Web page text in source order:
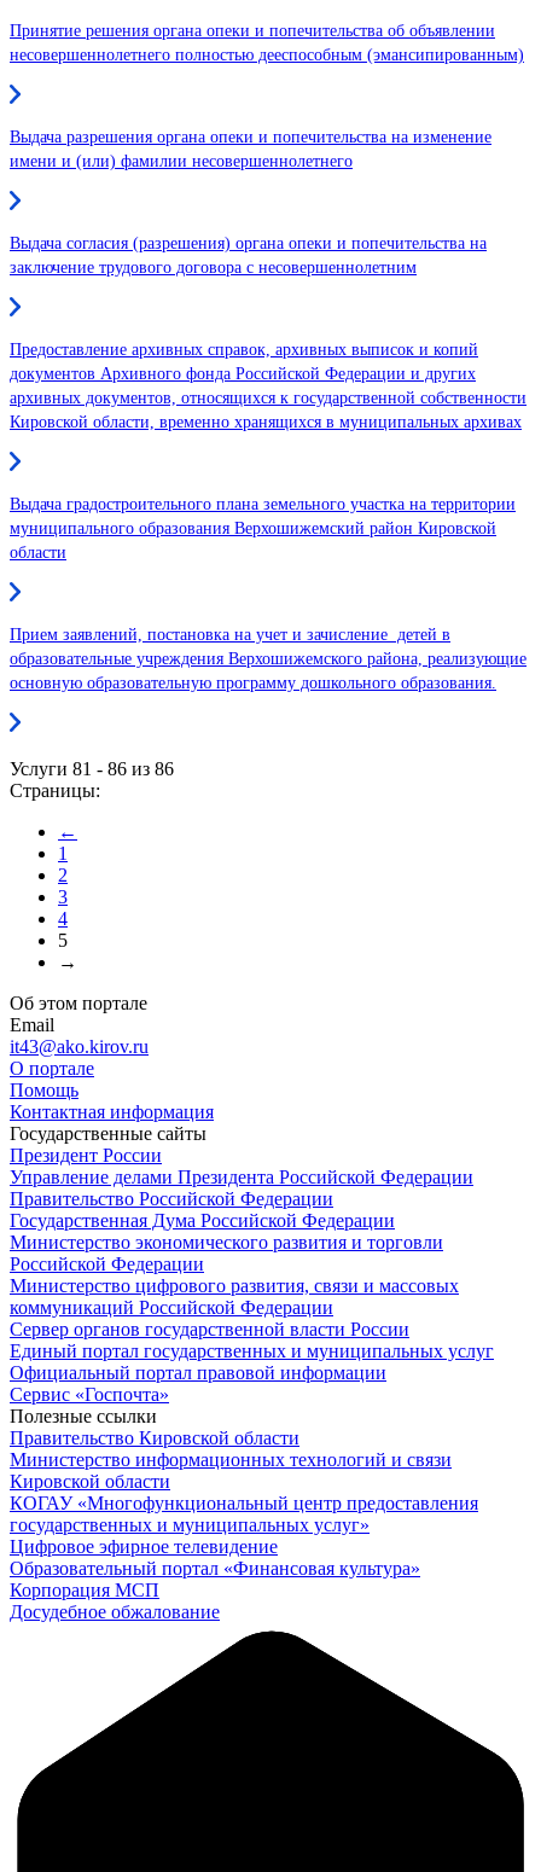
Принятие решения органа опеки и попечительства об объявлении
несовершеннолетнего полностью дееспособным (эмансипированным)
Выдача разрешения органа опеки и попечительства на изменение
имени и (или) фамилии несовершеннолетнего
Выдача согласия (разрешения) органа опеки и попечительства на
заключение трудового договора с несовершеннолетним
Предоставление архивных справок, архивных выписок и копий
документов Архивного фонда Российской Федерации и других
архивных документов, относящихся к государственной собственности
Кировской области, временно хранящихся в муниципальных архивах
Выдача градостроительного плана земельного участка на территории
муниципального образования Верхошижемский район Кировской
области
Прием заявлений, постановка на учет и зачисление детей в
образовательные учреждения Верхошижемского района, реализующие
основную образовательную программу дошкольного образования.
Услуги 81 - 86 из 86
Страницы:
←
1
2
3
4
5
→
Об этом портале
Email
it43@ako.kirov.ru
О портале
Помощь
Контактная информация
Государственные сайты
Президент России
Управление делами Президента Российской Федерации
Правительство Российской Федерации
Государственная Дума Российской Федерации
Министерство экономического развития и торговли
Российской Федерации
Министерство цифрового развития, связи и массовых
коммуникаций Российской Федерации
Сервер органов государственной власти России
Единый портал государственных и муниципальных услуг
Официальный портал правовой информации
Cервис «Госпочта»
Полезные ссылки
Правительство Кировской области
Министерство информационных технологий и связи
Кировской области
КОГАУ «Многофункциональный центр предоставления
государственных и муниципальных услуг»
Цифровое эфирное телевидение
Образовательный портал «Финансовая культура»
Корпорация МСП
Досудебное обжалование